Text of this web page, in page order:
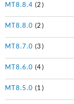
MT8.8.4 (2)
MT8.8.0 (2)
MT8.7.0 (3)
MT8.6.0 (4)
MT8.5.0 (1)